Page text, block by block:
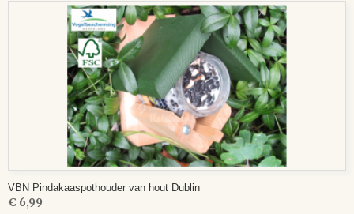
VBN Pindakaaspothouder van hout Dublin
€ 6,99